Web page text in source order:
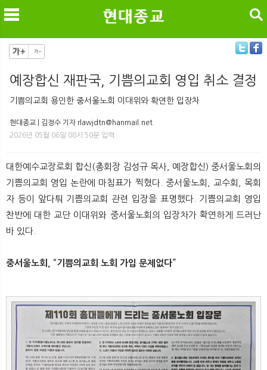
메
검색
예장합신 재판국, 기쁨의교회 영입 취소 결정
기쁨의교회 용인한 중서울노회 이대위와 확연한 입장차
현대종교 | 김정수 기자 rlawjdtn@hanmail.net
2026년 05월 06일 08시 50분 입력
대한예수교장로회 합신(총회장 김성규 목사, 예장합신) 중서울노회의
기쁨의교회 영입 논란에 마침표가 찍혔다. 중서울노회, 교수회, 목회
자 등이 앞다퉈 기쁨의교회 관련 입장을 표명했다. 기쁨의교회 영입
찬반에 대한 교단 이대위와 중서울노회의 입장차가 확연하게 드러난
바 있다.
중서울노회, “기쁨의교회 노회 가입 문제없다”